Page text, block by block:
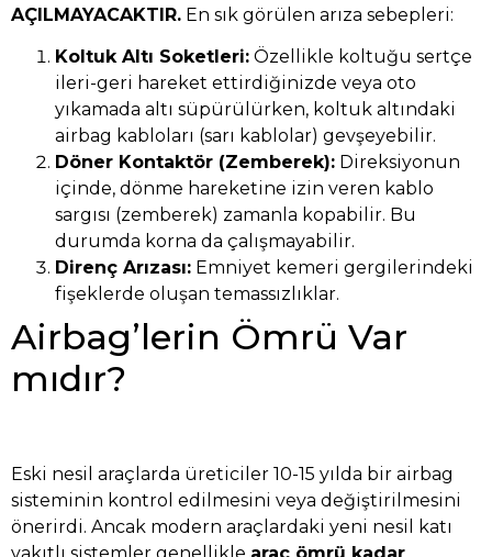
AÇILMAYACAKTIR. En sık görülen arıza sebepleri:
Koltuk Altı Soketleri: Özellikle koltuğu sertçe
ileri-geri hareket ettirdiğinizde veya oto
yıkamada altı süpürülürken, koltuk altındaki
airbag kabloları (sarı kablolar) gevşeyebilir.
Döner Kontaktör (Zemberek): Direksiyonun
içinde, dönme hareketine izin veren kablo
sargısı (zemberek) zamanla kopabilir. Bu
durumda korna da çalışmayabilir.
Direnç Arızası: Emniyet kemeri gergilerindeki
fişeklerde oluşan temassızlıklar.
Airbag’lerin Ömrü Var
mıdır?
Eski nesil araçlarda üreticiler 10-15 yılda bir airbag
sisteminin kontrol edilmesini veya değiştirilmesini
önerirdi. Ancak modern araçlardaki yeni nesil katı